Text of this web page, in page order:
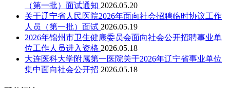
（第一批）面试通知 2026.05.20
关于辽宁省人民医院2026年面向社会招聘临时协议工作
人员（第一批）面试 2026.05.19
2026年锦州市卫生健康委员会面向社会公开招聘事业单
位工作人员进入资格 2026.05.18
大连医科大学附属第一医院关于2026年辽宁省事业单位
集中面向社会公开招 2026.05.18